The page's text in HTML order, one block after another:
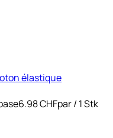
élastique
6.98 CHFpar/ 1 Stk